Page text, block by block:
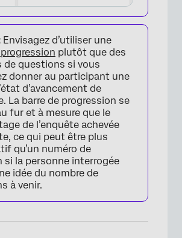
Envisagez d’utiliser une
plutôt que des
de questions si vous
donner au participant une
d’avancement de
La barre de progression se
fur et à mesure que le
de l’enquête achevée
ce qui peut être plus
qu’un numéro de
si la personne interrogée
idée du nombre de
à venir.